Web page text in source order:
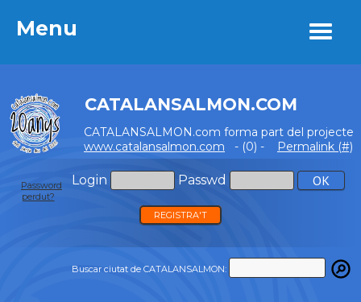
Menu
CATALANSALMON.COM
CATALANSALMON.com forma part del projecte
www.catalansalmon.com - (0) - Permalink (#)
Login Passwd
Password
perdut?
REGISTRA'T
Buscar ciutat de CATALANSALMON:
Menu